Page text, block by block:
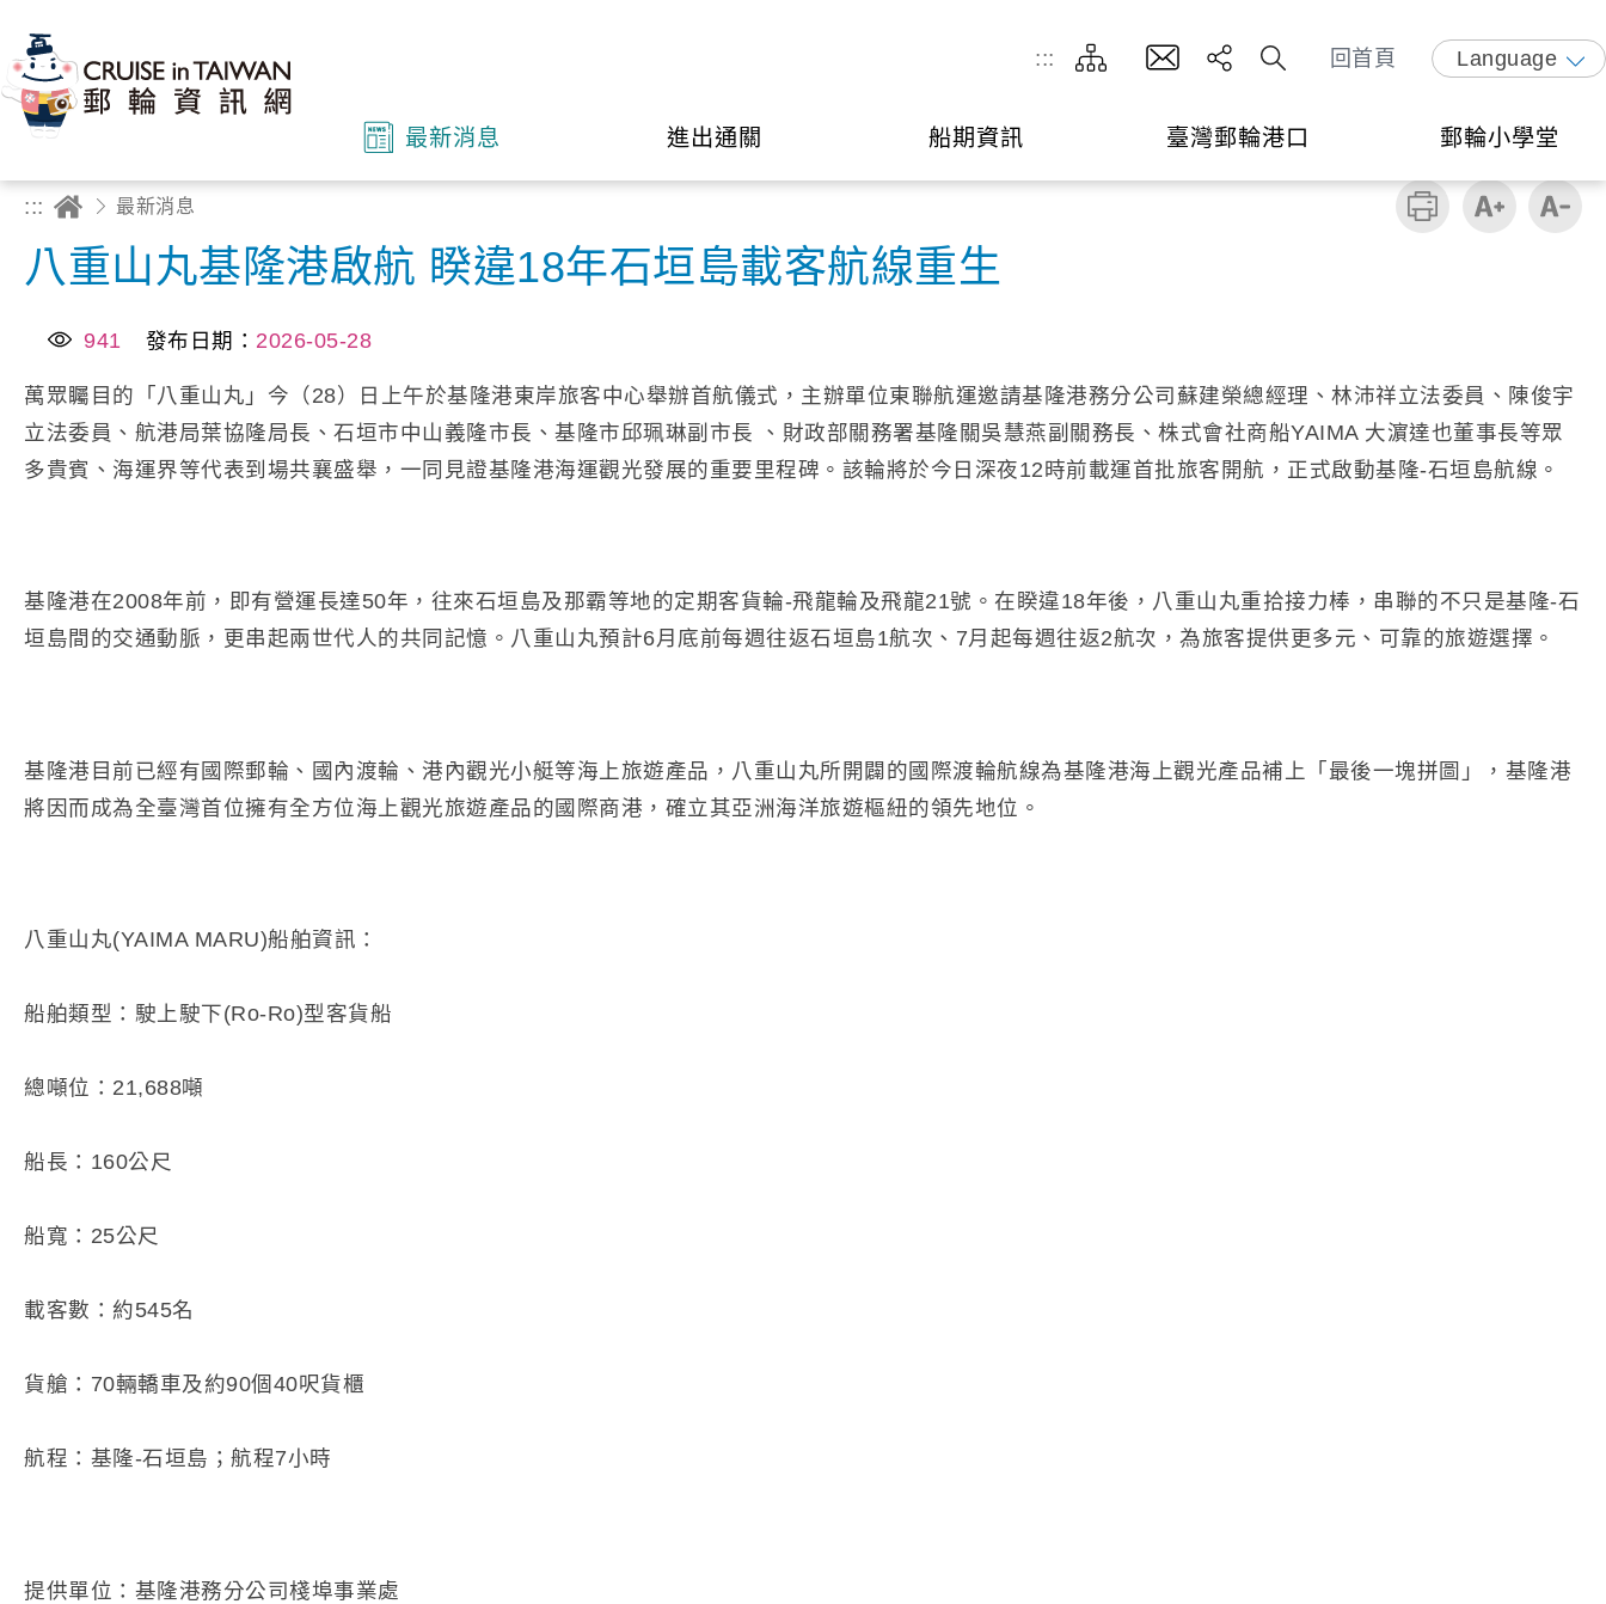
::: 回首頁 Language
最新消息 進出通關 船期資訊 臺灣郵輪港口 郵輪小學堂
::: 最新消息
八重山丸基隆港啟航 睽違18年石垣島載客航線重生
941 發布日期： 2026-05-28
萬眾矚目的「八重山丸」今（28）日上午於基隆港東岸旅客中心舉辦首航儀式，主辦單位東聯航運邀請基隆港務分公司蘇建榮總經理、林沛祥立法委員、陳俊宇
立法委員、航港局葉協隆局長、石垣市中山義隆市長、基隆市邱珮琳副市長 、財政部關務署基隆關吳慧燕副關務長、株式會社商船YAIMA 大濵達也董事長等眾
多貴賓、海運界等代表到場共襄盛舉，一同見證基隆港海運觀光發展的重要里程碑。該輪將於今日深夜12時前載運首批旅客開航，正式啟動基隆-石垣島航線。
基隆港在2008年前，即有營運長達50年，往來石垣島及那霸等地的定期客貨輪-飛龍輪及飛龍21號。在睽違18年後，八重山丸重拾接力棒，串聯的不只是基隆-石
垣島間的交通動脈，更串起兩世代人的共同記憶。八重山丸預計6月底前每週往返石垣島1航次、7月起每週往返2航次，為旅客提供更多元、可靠的旅遊選擇。
基隆港目前已經有國際郵輪、國內渡輪、港內觀光小艇等海上旅遊產品，八重山丸所開闢的國際渡輪航線為基隆港海上觀光產品補上「最後一塊拼圖」，基隆港
將因而成為全臺灣首位擁有全方位海上觀光旅遊產品的國際商港，確立其亞洲海洋旅遊樞紐的領先地位。
八重山丸(YAIMA MARU)船舶資訊：
船舶類型：駛上駛下(Ro-Ro)型客貨船
總噸位：21,688噸
船長：160公尺
船寬：25公尺
載客數：約545名
貨艙：70輛轎車及約90個40呎貨櫃
航程：基隆-石垣島；航程7小時
提供單位：基隆港務分公司棧埠事業處